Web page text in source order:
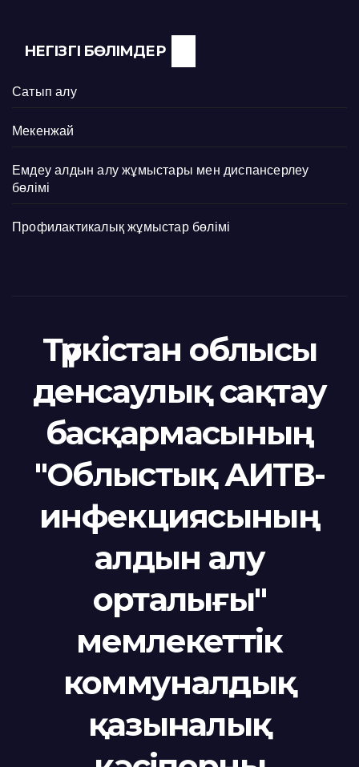
НЕГІЗГІ БӨЛІМДЕР
Сатып алу
Мекенжай
Емдеу алдын алу жұмыстары мен диспансерлеу
бөлімі
Профилактикалық жұмыстар бөлімі
Түркістан облысы
денсаулық сақтау
басқармасының
"Облыстық АИТВ-
инфекциясының
алдын алу
орталығы"
мемлекеттік
коммуналдық
қазыналық